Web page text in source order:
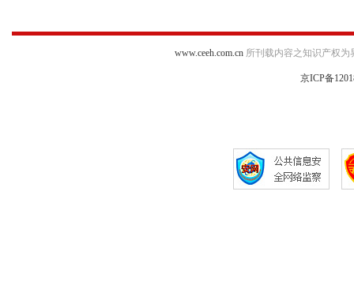
www.ceeh.com.cn所刊载内容之知识产权为
京ICP备